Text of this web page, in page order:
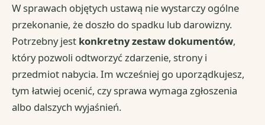
W sprawach objętych ustawą nie wystarczy ogólne
przekonanie, że doszło do spadku lub darowizny.
Potrzebny jest konkretny zestaw dokumentów,
który pozwoli odtworzyć zdarzenie, strony i
przedmiot nabycia. Im wcześniej go uporządkujesz,
tym łatwiej ocenić, czy sprawa wymaga zgłoszenia
albo dalszych wyjaśnień.